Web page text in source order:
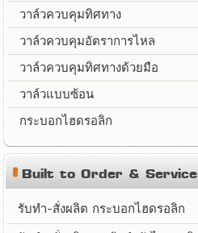
วาล์วควบคุมทิศทาง
วาล์วควบคุมอัตราการไหล
วาล์วควบคุมทิศทางด้วยมือ
วาล์วแบบซ้อน
กระบอกไฮดรอลิก
Built to Order & Service
รับทำ-สั่งผลิต กระบอกไฮดรอลิก